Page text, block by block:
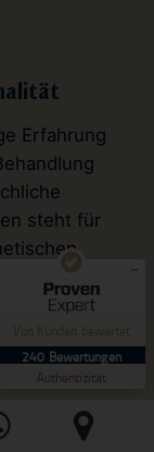
Erfahrung
steht für
Von Kunden bewertet
240 Bewertungen
Authentizität
und Erfahrungen zu
by Kamilla
100
%
Empfehlungen auf
ProvenExpert.com
3
Bewertungen auf
ProvenExpert.com
Profil werfen
30.07.2026